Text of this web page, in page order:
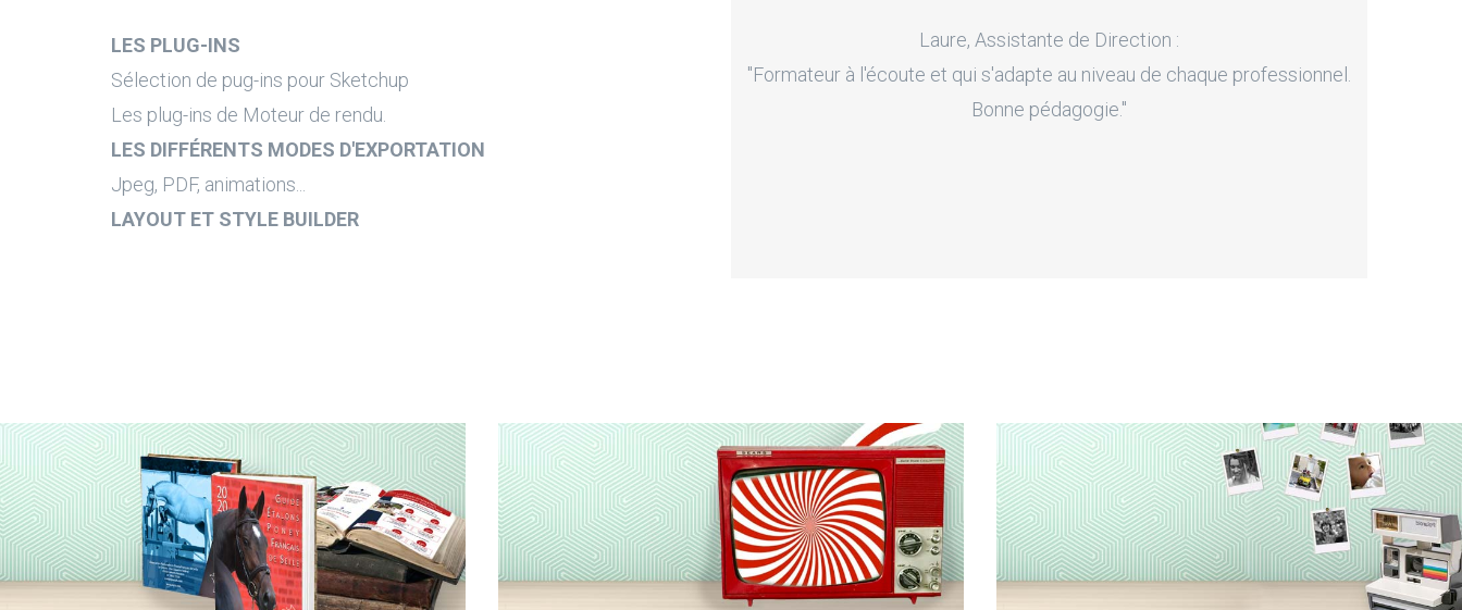
LES PLUG-INS
Sélection de pug-ins pour Sketchup
Les plug-ins de Moteur de rendu.
LES DIFFÉRENTS MODES D'EXPORTATION
Jpeg, PDF, animations...
LAYOUT ET STYLE BUILDER
Laure, Assistante de Direction :
"Formateur à l'écoute et qui s'adapte au niveau de chaque professionnel.
Bonne pédagogie."